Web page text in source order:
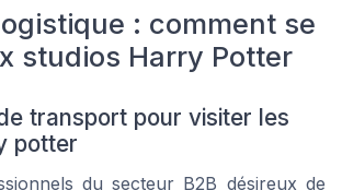
: comment se
studios Harry Potter
transport pour visiter les
potter
du secteur B2B désireux de